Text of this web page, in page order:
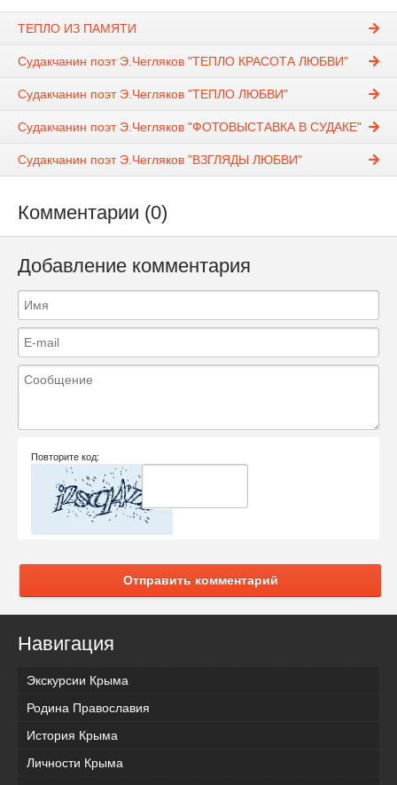
ТЕПЛО ИЗ ПАМЯТИ
Судакчанин поэт Э.Чегляков "ТЕПЛО КРАСОТА ЛЮБВИ"
Судакчанин поэт Э.Чегляков "ТЕПЛО ЛЮБВИ"
Судакчанин поэт Э.Чегляков "ФОТОВЫСТАВКА В СУДАКЕ"
Судакчанин поэт Э.Чегляков "ВЗГЛЯДЫ ЛЮБВИ"
Комментарии (0)
Добавление комментария
Повторите код:
Отправить комментарий
Навигация
Экскурсии Крыма
Родина Православия
История Крыма
Личности Крыма